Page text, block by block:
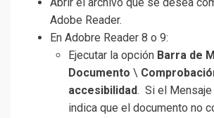
Adobe Reader.
En Adobre Reader 8 o 9:
Ejecutar la opción Barra de
Documento \
accesibilidad. Si el Mensaje
indica que el documento no